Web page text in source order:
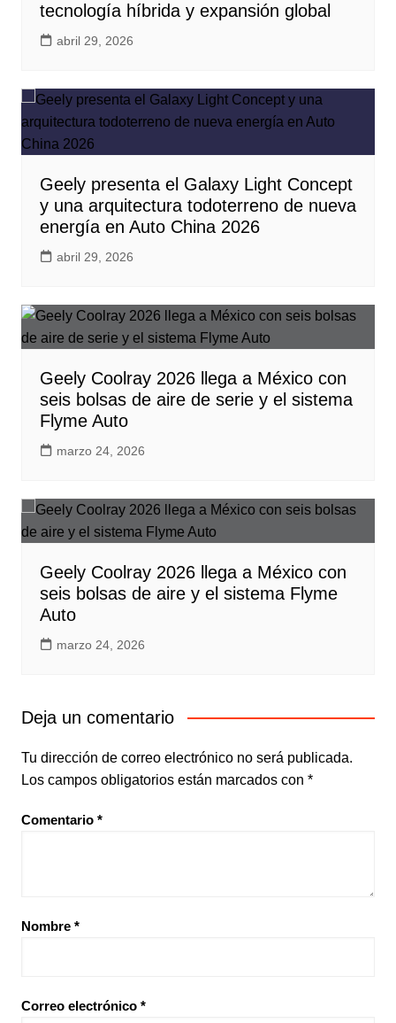
tecnología híbrida y expansión global
abril 29, 2026
Geely presenta el Galaxy Light Concept
y una arquitectura todoterreno de nueva
energía en Auto China 2026
abril 29, 2026
Geely Coolray 2026 llega a México con
seis bolsas de aire de serie y el sistema
Flyme Auto
marzo 24, 2026
Geely Coolray 2026 llega a México con
seis bolsas de aire y el sistema Flyme
Auto
marzo 24, 2026
Deja un comentario
Tu dirección de correo electrónico no será publicada.
Los campos obligatorios están marcados con *
Comentario *
Nombre *
Correo electrónico *